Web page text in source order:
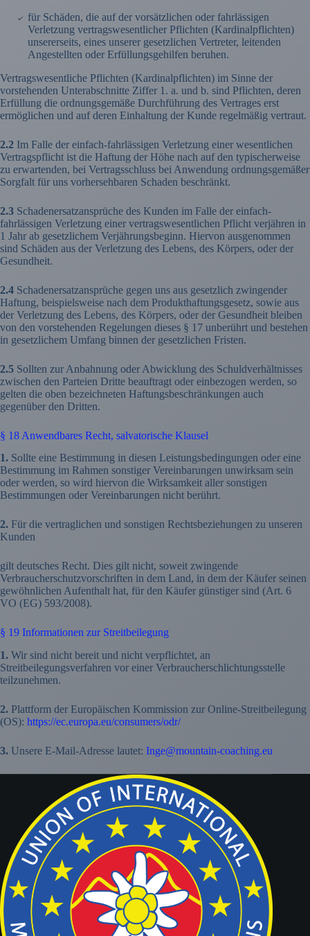
für Schäden, die auf der vorsätzlichen oder fahrlässigen
Verletzung vertragswesentlicher Pflichten (Kardinalpflichten)
unsererseits, eines unserer gesetzlichen Vertreter, leitenden
Angestellten oder Erfüllungsgehilfen beruhen.
Vertragswesentliche Pflichten (Kardinalpflichten) im Sinne der
vorstehenden Unterabschnitte Ziffer 1. a. und b. sind Pflichten, deren
Erfüllung die ordnungsgemäße Durchführung des Vertrages erst
ermöglichen und auf deren Einhaltung der Kunde regelmäßig vertraut.
2.2 Im Falle der einfach-fahrlässigen Verletzung einer wesentlichen
Vertragspflicht ist die Haftung der Höhe nach auf den typischerweise
zu erwartenden, bei Vertragsschluss bei Anwendung ordnungsgemäßer
Sorgfalt für uns vorhersehbaren Schaden beschränkt.
2.3 Schadenersatzansprüche des Kunden im Falle der einfach-
fahrlässigen Verletzung einer vertragswesentlichen Pflicht verjähren in
1 Jahr ab gesetzlichem Verjährungsbeginn. Hiervon ausgenommen
sind Schäden aus der Verletzung des Lebens, des Körpers, oder der
Gesundheit.
2.4 Schadenersatzansprüche gegen uns aus gesetzlich zwingender
Haftung, beispielsweise nach dem Produkthaftungsgesetz, sowie aus
der Verletzung des Lebens, des Körpers, oder der Gesundheit bleiben
von den vorstehenden Regelungen dieses § 17 unberührt und bestehen
in gesetzlichem Umfang binnen der gesetzlichen Fristen.
2.5 Sollten zur Anbahnung oder Abwicklung des Schuldverhältnisses
zwischen den Parteien Dritte beauftragt oder einbezogen werden, so
gelten die oben bezeichneten Haftungsbeschränkungen auch
gegenüber den Dritten.
§ 18 Anwendbares Recht, salvatorische Klausel
1. Sollte eine Bestimmung in diesen Leistungsbedingungen oder eine
Bestimmung im Rahmen sonstiger Vereinbarungen unwirksam sein
oder werden, so wird hiervon die Wirksamkeit aller sonstigen
Bestimmungen oder Vereinbarungen nicht berührt.
2. Für die vertraglichen und sonstigen Rechtsbeziehungen zu unseren
Kunden
gilt deutsches Recht. Dies gilt nicht, soweit zwingende
Verbraucherschutzvorschriften in dem Land, in dem der Käufer seinen
gewöhnlichen Aufenthalt hat, für den Käufer günstiger sind (Art. 6
VO (EG) 593/2008).
§ 19 Informationen zur Streitbeilegung
1. Wir sind nicht bereit und nicht verpflichtet, an
Streitbeilegungsverfahren vor einer Verbraucherschlichtungsstelle
teilzunehmen.
2. Plattform der Europäischen Kommission zur Online-Streitbeilegung
(OS): https://ec.europa.eu/consumers/odr/
3. Unsere E-Mail-Adresse lautet: Inge@mountain-coaching.eu